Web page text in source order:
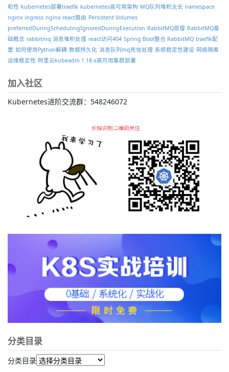
和性 kubernetes部署traefik kubernetes高可用架构 MQ队列堆积太长 namespace
nginx ingress nginx react路由 Persistent Volumes
preferredDuringSchedulingIgnoredDuringExecution RabbitMQ原理 RabbitMQ基
础概念 rabbitmq 消息堆积处理 react访问404 Spring Boot整合 RabbitMQ traefik配
置 如何使用Python解耦 数据持久化 消息队列mq死信处理 系统稳定性建设 网络隔离
运维稳定性 阿里云kubeadm 1.18.x高可用集群部署
加入社区
Kubernetes进阶交流群：548246072
分类目录
分类目录